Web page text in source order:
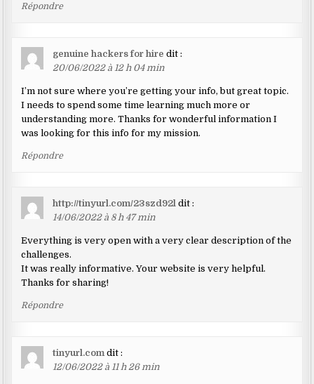
Répondre
genuine hackers for hire dit :
20/06/2022 à 12 h 04 min
I’m not sure where you’re getting your info, but great topic.
I needs to spend some time learning much more or
understanding more. Thanks for wonderful information I
was looking for this info for my mission.
Répondre
http://tinyurl.com/23szd92l dit :
14/06/2022 à 8 h 47 min
Everything is very open with a very clear description of the
challenges.
It was really informative. Your website is very helpful.
Thanks for sharing!
Répondre
tinyurl.com dit :
12/06/2022 à 11 h 26 min